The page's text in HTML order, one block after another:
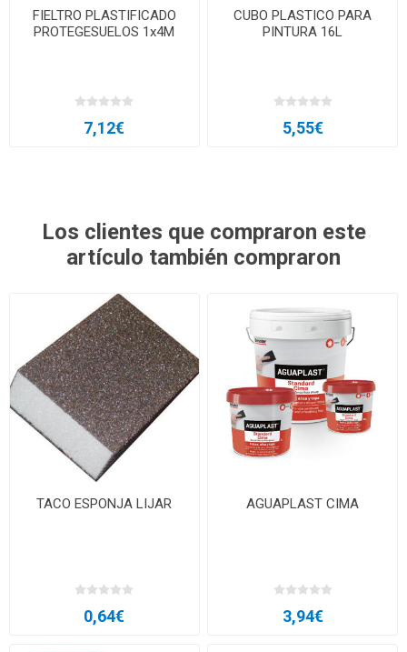
FIELTRO PLASTIFICADO
PROTEGESUELOS 1x4M
7,12€
CUBO PLASTICO PARA
PINTURA 16L
5,55€
Los clientes que compraron este
artículo también compraron
TACO ESPONJA LIJAR
0,64€
AGUAPLAST CIMA
3,94€